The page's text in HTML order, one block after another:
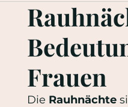
Frauen
Die Rauhnächte